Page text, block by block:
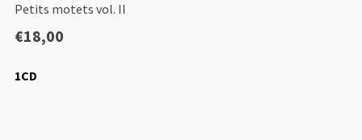
Petits motets vol. II
€18,00
1CD